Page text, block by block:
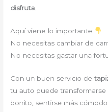
disfruta
Aquí viene lo importante
No necesitas cambiar de
No necesitas gastar una
Con un buen servicio de
tu auto puede
bonito, sentirse más